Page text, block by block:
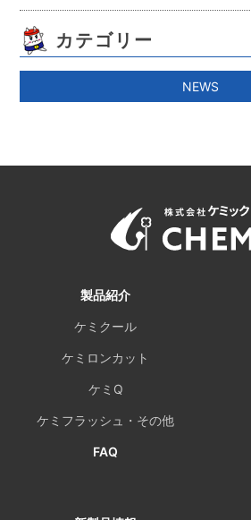
カテゴリー
NEWS
製品紹介
ケミクール
ケミロンカット
ケミQ
ケミフラッシュ・その他
FAQ